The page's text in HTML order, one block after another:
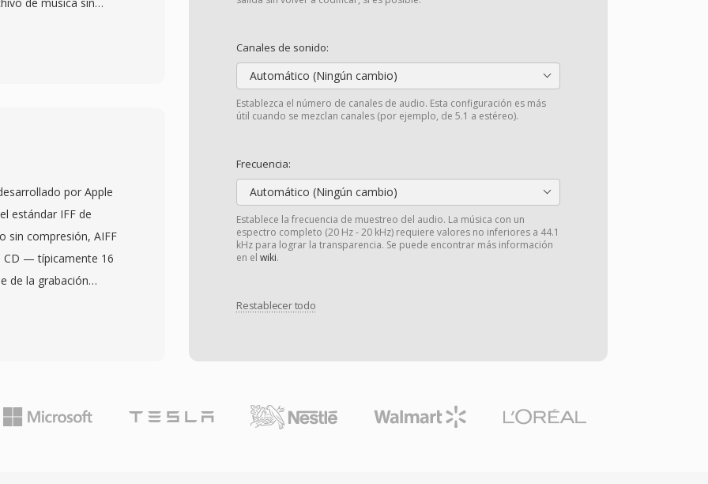
Canales de sonido:
Automático (Ningún cambio)
Establezca el número de canales de audio. Esta configuración es más
útil cuando se mezclan canales (por ejemplo, de 5.1 a estéreo).
Frecuencia:
Automático (Ningún cambio)
Establece la frecuencia de muestreo del audio. La música con un
espectro completo (20 Hz - 20 kHz) requiere valores no inferiores a 44.1
kHz para lograr la transparencia. Se puede encontrar más información
en el wiki.
Restablecer todo
para modelar cada
La compatibilidad
todas las
FLAC de forma
Amazon Music utilizan
la confianza de
hacen qué
completa bit a bit de
desarrolladores y
por Apple
estándar IFF de
sin compresión, AIFF
CD — típicamente 16
de la grabación
organiza el
Una ventaja
a